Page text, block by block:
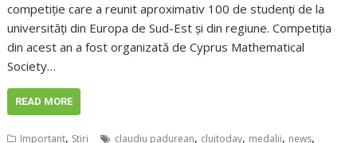
competiție care a reunit aproximativ 100 de studenți de la
universități din Europa de Sud-Est și din regiune. Competiția
din acest an a fost organizată de Cyprus Mathematical
Society…
READ MORE
Important, Stiri claudiu padurean, clujtoday, medalii, news,